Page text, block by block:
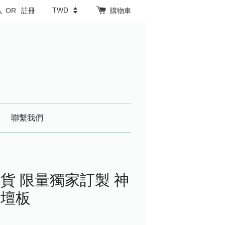
OR 註冊 購物車
聯繫我們
限量獨家訂製 神
板